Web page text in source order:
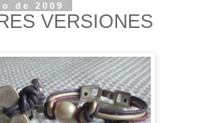
de 2009
VERSIONES